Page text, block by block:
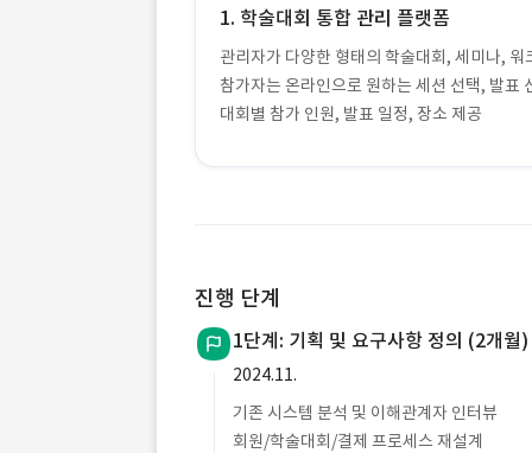
1. 학술대회 통합 관리 플랫폼
관리자가 다양한 형태의 학술대회, 세미나,
참가자는 온라인으로 원하는 세션 선택, 발표
대회별 참가 인원, 발표 일정, 장소 제공
진행 단계
1단계: 기획 및 요구사항 정의 (2개월)
2024.11.
기존 시스템 분석 및 이해관계자 인터뷰
회원/학술대회/결제 프로세스 재설계